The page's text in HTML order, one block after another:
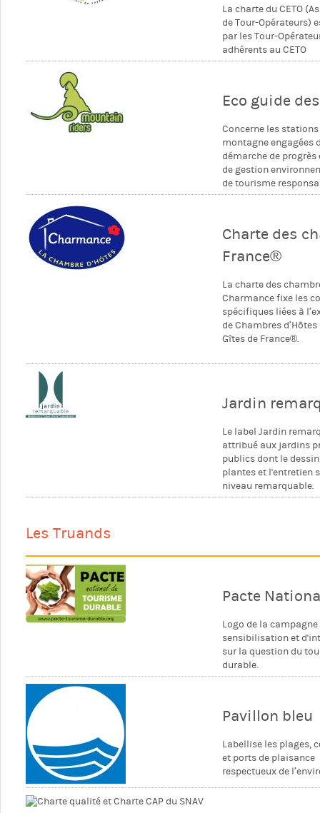
La charte du CETO
de Tour-Opérateurs)
par les Tour-
adhérents au CETO
Eco guide
Concerne les stations
montagne engagées
démarche de progrès
de gestion
de tourisme
Charte des
France®
La charte des
Charmance fixe les
spécifiques liées à
de Chambres
Gîtes de France®.
Jardin
Le label Jardin
attribué aux jardins
publics dont le
plantes et l'entretien
niveau remarquable.
Les Truands
Pacte
Logo de la campagne
sensibilisation et
sur la question du
durable.
Pavillon bleu
Labellise les plages,
et ports de plaisance
respectueux de